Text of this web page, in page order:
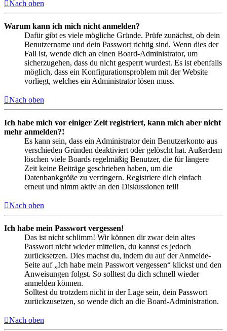
Nach oben
Warum kann ich mich nicht anmelden?
Dafür gibt es viele mögliche Gründe. Prüfe zunächst, ob dein
Benutzername und dein Passwort richtig sind. Wenn dies der
Fall ist, wende dich an einen Board-Administrator, um
sicherzugehen, dass du nicht gesperrt wurdest. Es ist ebenfalls
möglich, dass ein Konfigurationsproblem mit der Website
vorliegt, welches ein Administrator lösen muss.
Nach oben
Ich habe mich vor einiger Zeit registriert, kann mich aber nicht
mehr anmelden?!
Es kann sein, dass ein Administrator dein Benutzerkonto aus
verschieden Gründen deaktiviert oder gelöscht hat. Außerdem
löschen viele Boards regelmäßig Benutzer, die für längere
Zeit keine Beiträge geschrieben haben, um die
Datenbankgröße zu verringern. Registriere dich einfach
erneut und nimm aktiv an den Diskussionen teil!
Nach oben
Ich habe mein Passwort vergessen!
Das ist nicht schlimm! Wir können dir zwar dein altes
Passwort nicht wieder mitteilen, du kannst es jedoch
zurücksetzen. Dies machst du, indem du auf der Anmelde-
Seite auf „Ich habe mein Passwort vergessen“ klickst und den
Anweisungen folgst. So solltest du dich schnell wieder
anmelden können.
Solltest du trotzdem nicht in der Lage sein, dein Passwort
zurückzusetzen, so wende dich an die Board-Administration.
Nach oben